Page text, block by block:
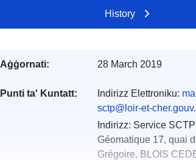
History
Aġġornati: 28 March 2019
Punti ta' Kuntatt: Indirizz Elettroniku:
sctp@loir-et-
Indirizz: Service
Géomatique 17, quai
Grégoire, BLOIS